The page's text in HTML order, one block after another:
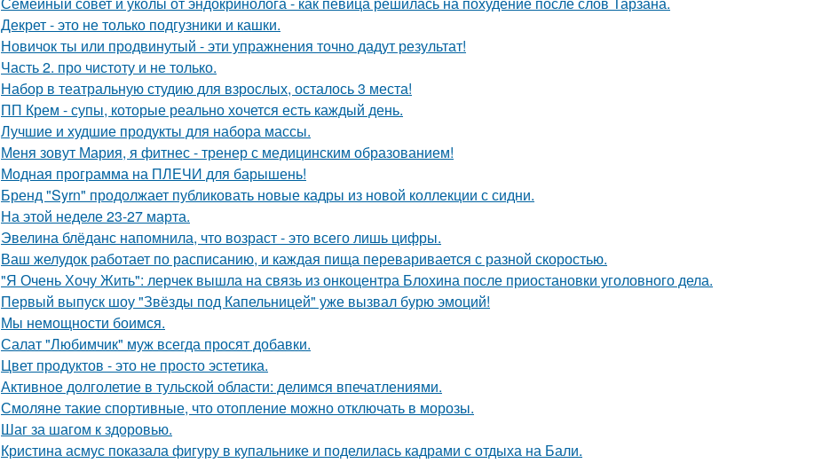
Декрет - это не только подгузники и кашки.
Новичок ты или продвинутый - эти упражнения точно дадут результат!
Часть 2. про чистоту и не только.
Набор в театральную студию для взрослых, осталось 3 места!
ПП Крем - супы, которые реально хочется есть каждый день.
Лучшие и худшие продукты для набора массы.
Меня зовут Мария, я фитнес - тренер с медицинским образованием!
Модная программа на ПЛЕЧИ для барышень!
Бренд "Syrn" продолжает публиковать новые кадры из новой коллекции с сидни.
На этой неделе 23-27 марта.
Эвелина блёданс напомнила, что возраст - это всего лишь цифры.
Ваш желудок работает по расписанию, и каждая пища переваривается с разной скоростью.
"Я Очень Хочу Жить": лерчек вышла на связь из онкоцентра Блохина после приостановки уголовного дела.
Первый выпуск шоу "Звёзды под Капельницей" уже вызвал бурю эмоций!
Мы немощности боимся.
Салат "Любимчик" муж всегда просят добавки.
Цвет продуктов - это не просто эстетика.
Активное долголетие в тульской области: делимся впечатлениями.
Смоляне такие спортивные, что отопление можно отключать в морозы.
Шаг за шагом к здоровью.
Кристина асмус показала фигуру в купальнике и поделилась кадрами с отдыха на Бали.